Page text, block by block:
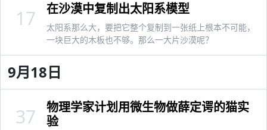
在沙漠中复制出太阳系模型
太阳系那么大，要把它整个复制到一张纸上根本不可能，
一块巨大的木板也不够。那么一大片沙漠呢？
17
9月18日
物理学家计划用微生物做薛定谔的猫实
验
37